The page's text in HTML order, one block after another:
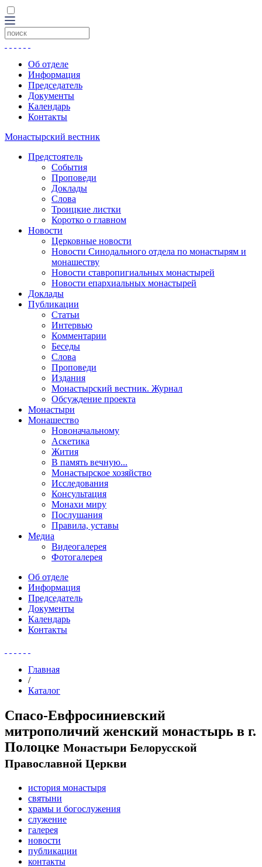
Об отделе
Информация
Председатель
Документы
Календарь
Контакты
Монастырский вестник
Предстоятель
События
Проповеди
Доклады
Слова
Троицкие листки
Коротко о главном
Новости
Церковные новости
Новости Синодального отдела по монастырям и
монашеству
Новости ставропигиальных монастырей
Новости епархиальных монастырей
Доклады
Публикации
Статьи
Интервью
Комментарии
Беседы
Слова
Проповеди
Издания
Монастырский вестник. Журнал
Обсуждение проекта
Монастыри
Монашество
Новоначальному
Аскетика
Жития
В память вечную...
Монастырское хозяйство
Исследования
Консультация
Монахи миру
Послушания
Правила, уставы
Медиа
Видеогалерея
Фотогалерея
Об отделе
Информация
Председатель
Документы
Календарь
Контакты
Главная
/
Каталог
Спасо-Евфросиниевский
митрополичий женский монастырь в г.
Полоцке Монастыри Белорусской
Православной Церкви
история монастыря
святыни
храмы и богослужения
служение
галерея
новости
публикации
контакты